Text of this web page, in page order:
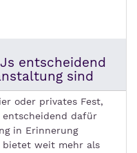
entscheidend
sind
oder privates Fest,
entscheidend dafür
in Erinnerung
bietet weit mehr als